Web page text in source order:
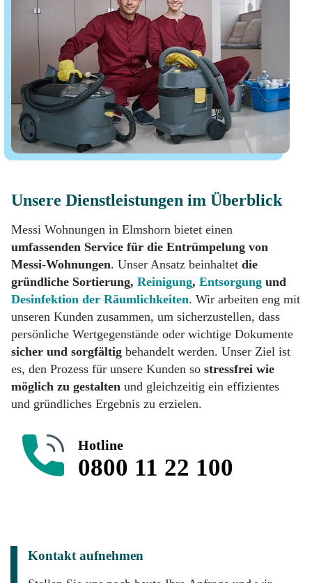
Unsere Dienstleistungen im Überblick
Messi Wohnungen in Elmshorn bietet einen
umfassenden Service für die Entrümpelung von
Messi-Wohnungen. Unser Ansatz beinhaltet die
gründliche Sortierung, Reinigung, Entsorgung und
Desinfektion der Räumlichkeiten. Wir arbeiten eng mit
unseren Kunden zusammen, um sicherzustellen, dass
persönliche Wertgegenstände oder wichtige Dokumente
sicher und sorgfältig behandelt werden. Unser Ziel ist
es, den Prozess für unsere Kunden so stressfrei wie
möglich zu gestalten und gleichzeitig ein effizientes
und gründliches Ergebnis zu erzielen.
Hotline
0800 11 22 100
Kontakt aufnehmen